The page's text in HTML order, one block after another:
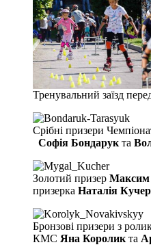
Тренувальний заїзд
Срібні призери
Софія Бондарукта
Золотий призер Максим
призерка Наталія Кучер
Бронзові призери з
КМС Яна Короликта